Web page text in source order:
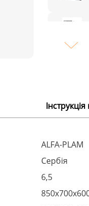
ALFA-PLAM
Сербія
6,5